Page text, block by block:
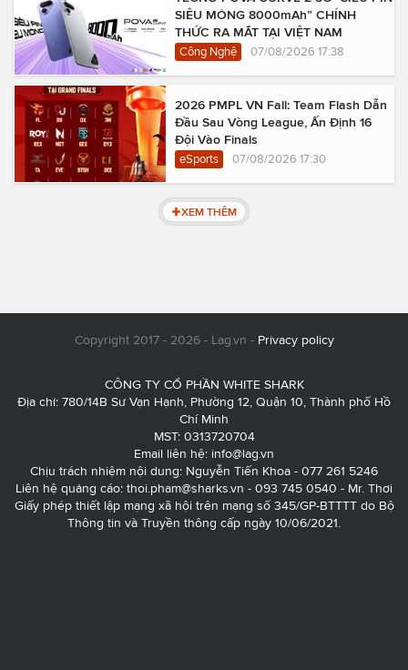
SIÊU MỎNG 8000mAh” CHÍNH
THỨC RA MẮT TẠI VIỆT NAM
Công Nghệ 07/08/2026 17:38
2026 PMPL VN Fall: Team Flash Dẫn
Đầu Sau Vòng League, Ấn Định 16
Đội Vào Finals
eSports 07/08/2026 17:30
XEM THÊM
Copyright 2017 - 2026 - Lag.vn - Privacy policy
CÔNG TY CỔ PHẦN WHITE SHARK
Địa chỉ: 780/14B Sư Vạn Hạnh, Phường 12, Quận 10, Thành phố Hồ
Chí Minh
MST: 0313720704
Email liên hệ: info@lag.vn
Chịu trách nhiệm nội dung: Nguyễn Tiến Khoa - 077 261 5246
Liên hệ quảng cáo: thoi.pham@sharks.vn - 093 745 0540 - Mr. Thơi
Giấy phép thiết lập mạng xã hội trên mạng số 345/GP-BTTTT do Bộ
Thông tin và Truyền thông cấp ngày 10/06/2021.